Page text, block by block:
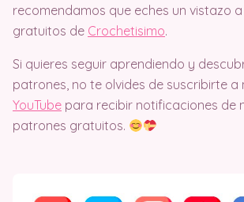
recomendamos que eches un vistazo
gratuitos de Crochetisimo.
Si quieres seguir aprendiendo y
patrones, no te olvides de suscribirte
YouTube para recibir notificaciones de
patrones gratuitos.